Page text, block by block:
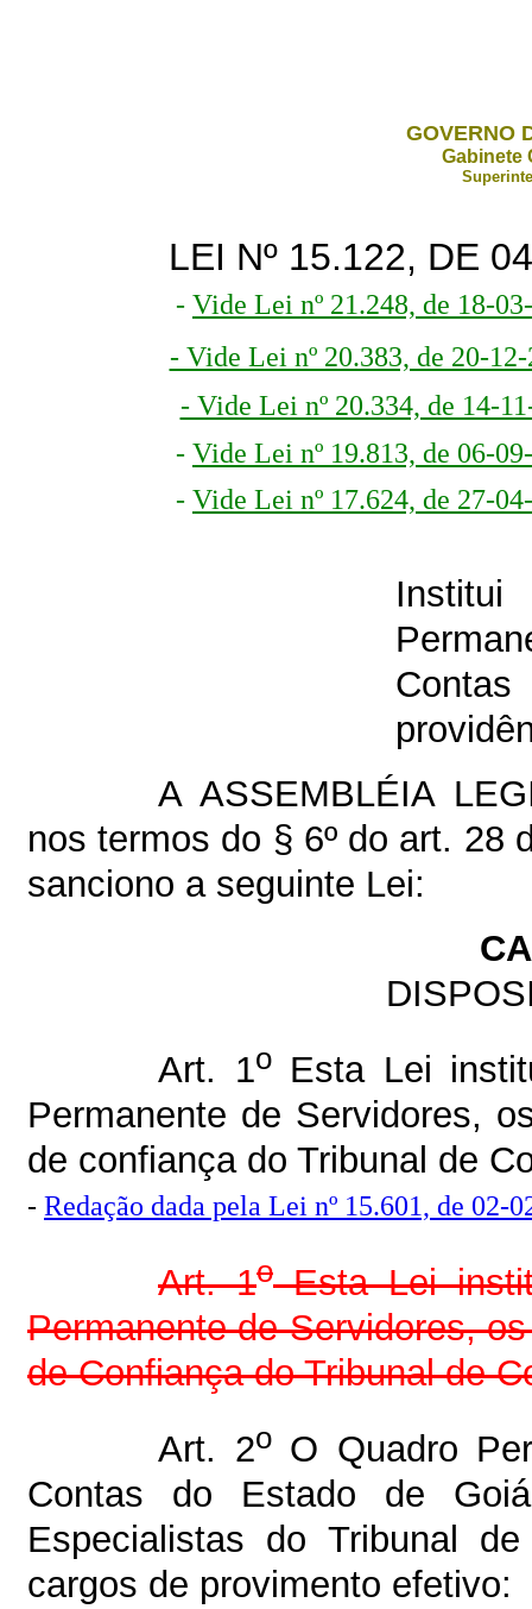
GOVERNO
Gabinete
LEI Nº 15.122, DE
- Vide Lei nº 21.248, de 18-
- Vide Lei nº 20.383, de 20-
- Vide Lei nº 20.334, de 14-
- Vide Lei nº 19.813, de 06-
- Vide Lei nº 17.624, de 27-
A ASSEMBLÉIA
nos termos do § 6º do art. 28
sanciono a seguinte Lei:
Art. 1oEsta Lei
Permanente de Servidores,
de confiança do Tribunal de
- Redação dada pela Lei nº 15.601, de 02-
Art. 1oEsta Lei
Permanente de Servidores,
de Confiança do Tribunal de
Art. 2oO Quadro
Contas do Estado de
Especialistas do Tribunal
cargos de provimento efetivo: